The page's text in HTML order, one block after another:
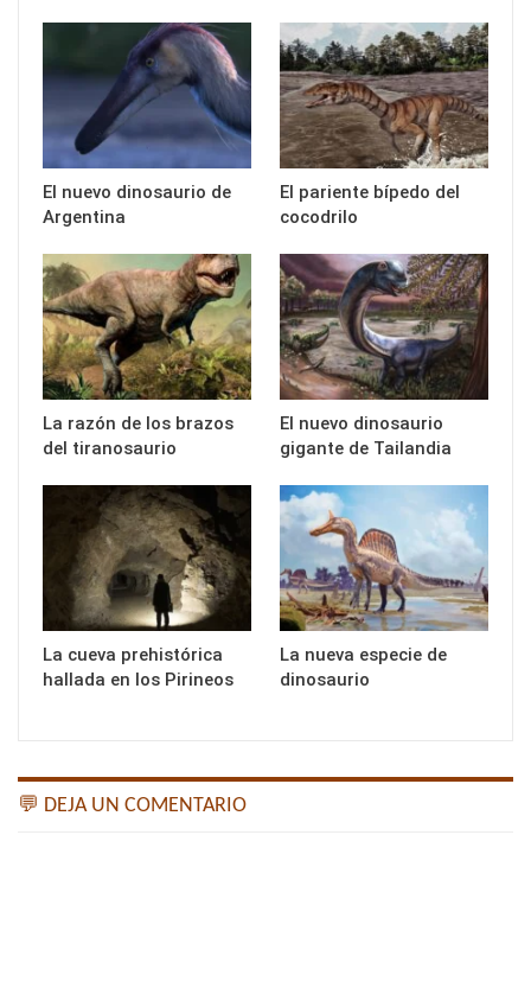
El nuevo dinosaurio de
Argentina
El pariente bípedo del
cocodrilo
La razón de los brazos
del tiranosaurio
El nuevo dinosaurio
gigante de Tailandia
La cueva prehistórica
hallada en los Pirineos
La nueva especie de
dinosaurio
💬 DEJA UN COMENTARIO